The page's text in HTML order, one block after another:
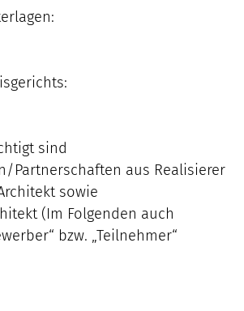
sind
Partnerschaften aus Realisierer
sowie
(Im Folgenden auch
bzw. „Teilnehmer“